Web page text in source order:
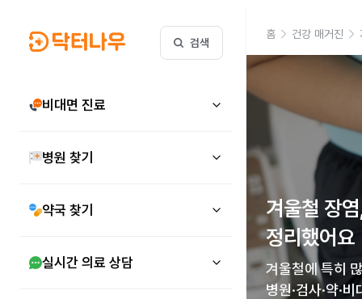
검색
비대면 진료
병원 찾기
약국 찾기
실시간 의료 상담
홈 건강 매거진
겨울철 장
정리했어요
겨울철에 특히
병원·검사·약·